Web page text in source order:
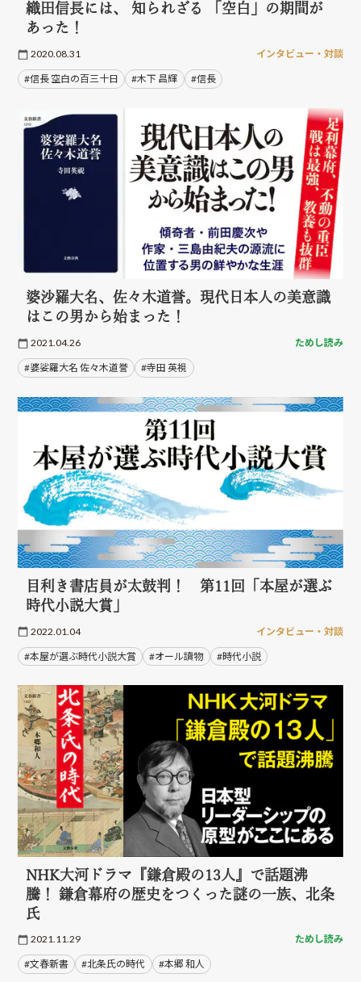
織田信長には、 知られざる 「空白」の期間が
あった！
2020.08.31 インタビュー・対談
#信長 空白の百三十日 #木下 昌輝 #信長
婆沙羅大名、佐々木道誉。現代日本人の美意識
はこの男から始まった！
2021.04.26 ためし読み
#婆娑羅大名 佐々木道誉 #寺田 英視
目利き書店員が太鼓判！ 第11回「本屋が選ぶ
時代小説大賞」
2022.01.04 インタビュー・対談
#本屋が選ぶ時代小説大賞 #オール讀物 #時代小説
NHK大河ドラマ『鎌倉殿の13人』で話題沸
騰！ 鎌倉幕府の歴史をつくった謎の一族、北条
氏
2021.11.29 ためし読み
#文春新書 #北条氏の時代 #本郷 和人